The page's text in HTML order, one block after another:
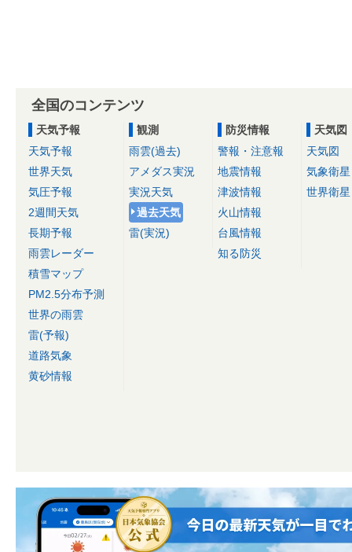
全国のコンテンツ
天気予報
天気予報
世界天気
気圧予報
2週間天気
長期予報
雨雲レーダー
積雪マップ
PM2.5分布予測
世界の雨雲
雷(予報)
道路気象
黄砂情報
観測
雨雲(過去)
アメダス実況
実況天気
過去天気
雷(実況)
防災情報
警報・注意報
地震情報
津波情報
火山情報
台風情報
知る防災
天気図
天気図
気象衛星
世界衛星